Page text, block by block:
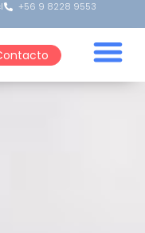
+56 9 8228 9553